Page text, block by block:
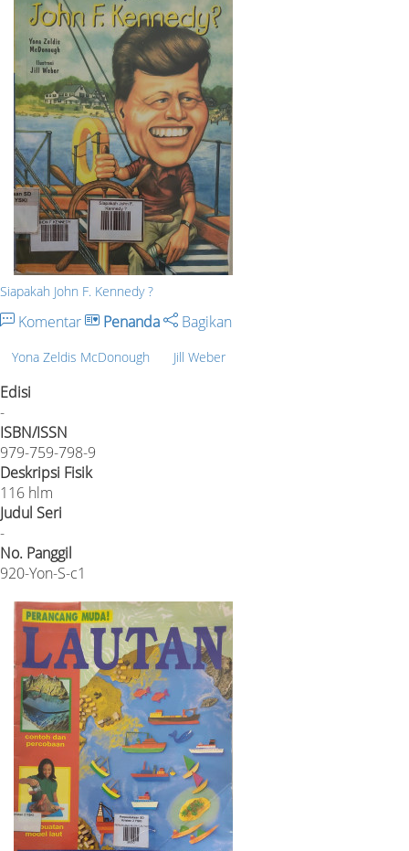
Siapakah John F. Kennedy ?
Komentar Penanda Bagikan
Yona Zeldis McDonough Jill Weber
Edisi
-
ISBN/ISSN
979-759-798-9
Deskripsi Fisik
116 hlm
Judul Seri
-
No. Panggil
920-Yon-S-c1